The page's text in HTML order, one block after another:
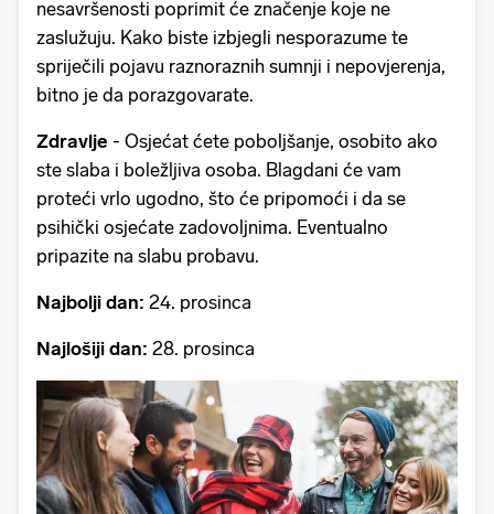
nesavršenosti poprimit će značenje koje ne
zaslužuju. Kako biste izbjegli nesporazume te
spriječili pojavu raznoraznih sumnji i nepovjerenja,
bitno je da porazgovarate.
Zdravlje - Osjećat ćete poboljšanje, osobito ako
ste slaba i boležljiva osoba. Blagdani će vam
proteći vrlo ugodno, što će pripomoći i da se
psihički osjećate zadovoljnima. Eventualno
pripazite na slabu probavu.
Najbolji dan: 24. prosinca
Najlošiji dan: 28. prosinca